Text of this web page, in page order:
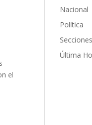
el
Nacional
Política
Secciones
Última